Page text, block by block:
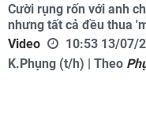
Cười rụng rốn với anh
nhưng tất cả đều thua
Video
10:53 13/07/
K.Phụng (t/h) | Theo